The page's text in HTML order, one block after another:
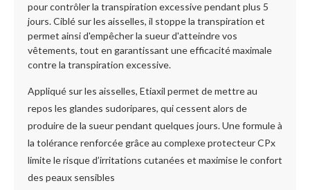
pour contrôler la transpiration excessive pendant plus 5
jours. Ciblé sur les aisselles, il stoppe la transpiration et
permet ainsi d'empêcher la sueur d'atteindre vos
vêtements, tout en garantissant une efficacité maximale
contre la transpiration excessive.
Appliqué sur les aisselles, Etiaxil permet de mettre au
repos les glandes sudoripares, qui cessent alors de
produire de la sueur pendant quelques jours. Une formule à
la tolérance renforcée grâce au complexe protecteur CPx
limite le risque d’irritations cutanées et maximise le confort
des peaux sensibles